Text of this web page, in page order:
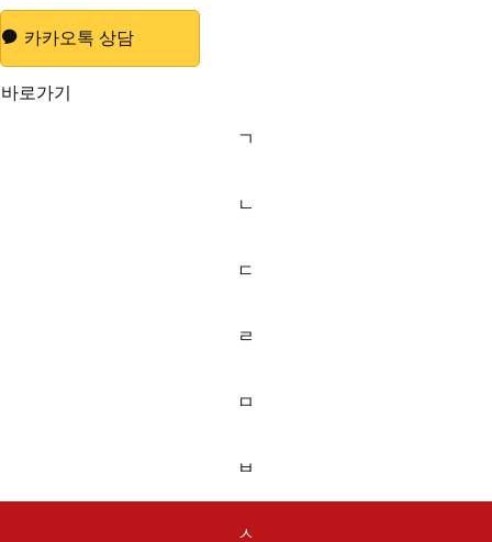
카카오톡 상담
바로가기
ㄱ
ㄴ
ㄷ
ㄹ
ㅁ
ㅂ
ㅅ